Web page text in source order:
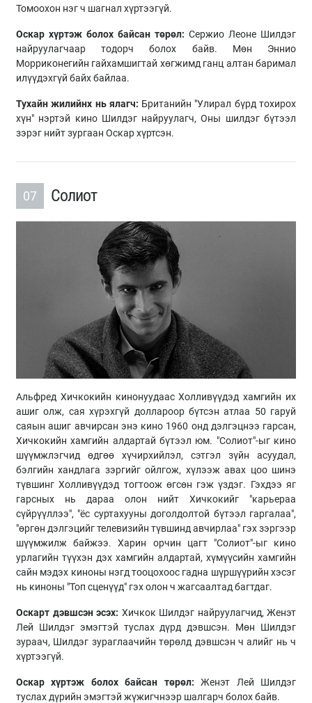
Томоохон нэг ч шагнал хүртээгүй.
Оскар хүртэж болох байсан төрөл: Сержио Леоне Шилдэг
найруулагчаар тодорч болох байв. Мөн Эннио
Морриконегийн гайхамшигтай хөгжимд ганц алтан баримал
илүүдэхгүй байх байлаа.
Тухайн жилийнх нь ялагч: Британийн "Улирал бүрд тохирох
хүн" нэртэй кино Шилдэг найруулагч, Оны шилдэг бүтээл
зэрэг нийт зургаан Оскар хүртсэн.
07 Солиот
Альфред Хичкокийн кинонуудаас Холливүүдэд хамгийн их
ашиг олж, сая хүрэхгүй доллароор бүтсэн атлаа 50 гаруй
саяын ашиг авчирсан энэ кино 1960 онд дэлгэцнээ гарсан,
Хичкокийн хамгийн алдартай бүтээл юм. "Солиот"-ыг кино
шүүмжлэгчид өдгөө хүчирхийлэл, сэтгэл зүйн асуудал,
бэлгийн хандлага зэргийг ойлгож, хүлээж авах цоо шинэ
түвшинг Холливүүдэд тогтоож өгсөн гэж үздэг. Гэхдээ яг
гарсных нь дараа олон нийт Хичкокийг "карьераа
сүйрүүллээ", "ёс суртахууны доголдолтой бүтээл гаргалаа",
"өргөн дэлгэцийг телевизийн түвшинд авчирлаа" гэх зэргээр
шүүмжилж байжээ. Харин орчин цагт "Солиот"-ыг кино
урлагийн түүхэн дэх хамгийн алдартай, хүмүүсийн хамгийн
сайн мэдэх киноны нэгд тооцохоос гадна шүршүүрийн хэсэг
нь киноны "Топ сценүүд" гэх олон ч жагсаалтад багтдаг.
Оскарт дэвшсэн эсэх: Хичкок Шилдэг найруулагчид, Женэт
Лей Шилдэг эмэгтэй туслах дүрд дэвшсэн. Мөн Шилдэг
зураач, Шилдэг зураглаачийн төрөлд дэвшсэн ч алийг нь ч
хүртээгүй.
Оскар хүртэж болох байсан төрөл:Женэт Лей Шилдэг
туслах дүрийн эмэгтэй жүжигчнээр шалгарч болох байв.